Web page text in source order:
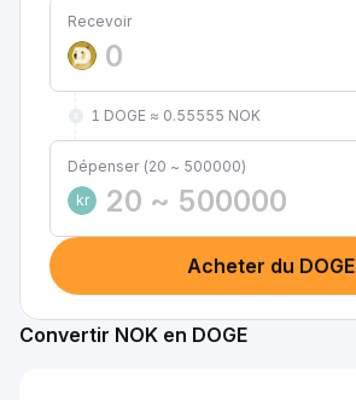
Recevoir
1 DOGE ≈ 0.55555 NOK
Dépenser (20 ~ 500000)
kr
Acheter du DOGE
Convertir NOK en DOGE